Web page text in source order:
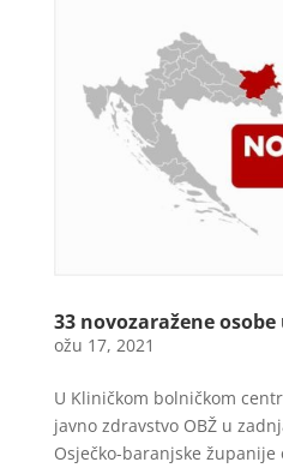
33 novozaražene
ožu 17, 2021
U Kliničkom bolničkom
javno zdravstvo OBŽ u
Osječko-baranjske